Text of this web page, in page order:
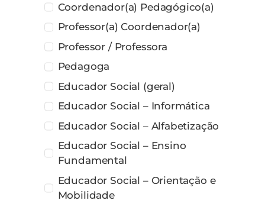
Coordenador(a) Pedagógico(a)
Professor(a) Coordenador(a)
Professor / Professora
Pedagoga
Educador Social (geral)
Educador Social – Informática
Educador Social – Alfabetização
Educador Social – Ensino
Fundamental
Educador Social – Orientação e
Mobilidade